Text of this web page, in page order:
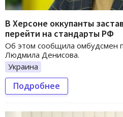
В Херсоне оккупанты
перейти на стандарты РФ
Об этом сообщила омбудсмен
Людмила Денисова.
Украина
Подробнее